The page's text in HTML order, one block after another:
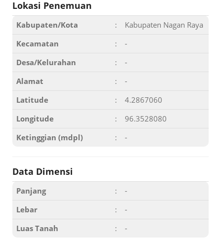
Lokasi Penemuan
Kabupaten/Kota :
Kabupaten Nagan Raya
Kecamatan
:
-
Desa/Kelurahan
:
-
Alamat
:
-
Latitude
:
4.2867060
Longitude
:
96.3528080
Ketinggian (mdpl)
: -
Data Dimensi
Panjang :
-
Lebar
:
-
Luas Tanah
: -